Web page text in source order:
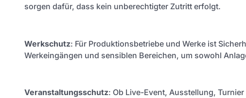
sorgen dafür, dass kein unberechtigter Zutritt erfolgt.
Werkschutz: Für Produktionsbetriebe und Werke ist
Werkeingängen und sensiblen Bereichen, um sowohl
Veranstaltungsschutz: Ob Live-Event, Ausstellung,